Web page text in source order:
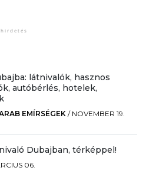
látnivalók, hasznos
autóbérlés, hotelek,
EMÍRSÉGEK / NOVEMBER 19.
Dubajban, térképpel!
06.